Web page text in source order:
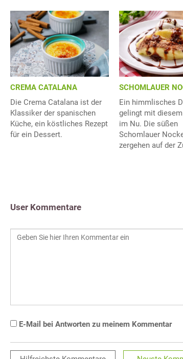
CREMA CATALANA
Die Crema Catalana ist der
Klassiker der spanischen
Küche, ein köstliches Rezept
für ein Dessert.
SCHOMLAUER
Ein himmlisches
gelingt mit
im Nu. Die süßen
Schomlauer
zergehen auf der
User Kommentare
E-Mail bei Antworten zu meinem Kommentar